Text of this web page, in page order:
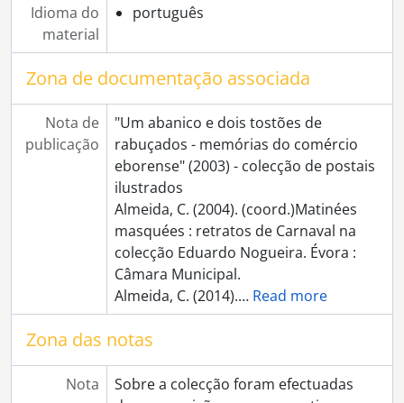
[Série] Elvas
[Série] Largo Luís de Camões (zona da Porta Nova)
[Série] Arco de Dona Isabel
[Série] Jardim Público
[Série] Casa Pia - crianças e instalações
[Série] Muralhas de Évora
[Série] Correios, Telégrafos e Telefones
[Série] Convento de São José (Convento Novo)
[Série] Casa agrícola não identificada
[Série] Convento do Bom Jesus e Paço Episcopal de Valverde
[Série] Demolição dos Armazéns do Chiado, na Praça do Giraldo
[Série] Cortejo Fúnebre não identificado
[Série] Feira de gado em local não identificado
[Série] Feira de gado no Rossio de São Brás
[Série] Desporto
[Série] Cerimónia em igreja não identificada: "Congresso de Propagação"
Idioma do
material
português
Zona de documentação associada
Nota de
publicação
"Um abanico e dois tostões de
rabuçados - memórias do comércio
eborense" (2003) - colecção de postais
ilustrados
Almeida, C. (2004). (coord.)Matinées
masquées : retratos de Carnaval na
colecção Eduardo Nogueira. Évora :
Câmara Municipal.
Almeida, C. (2014).… Read more
Zona das notas
Nota
Sobre a colecção foram efectuadas